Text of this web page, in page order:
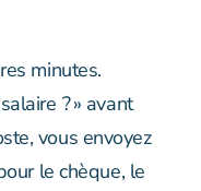
minutes.
? » avant
vous envoyez
le chèque, le